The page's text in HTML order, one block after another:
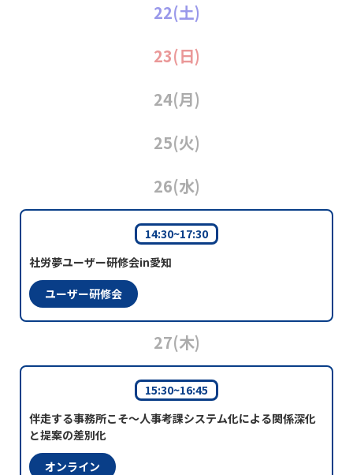
22(土)
23(日)
24(月)
25(火)
26(水)
14:30~17:30
社労夢ユーザー研修会in愛知
ユーザー研修会
27(木)
15:30~16:45
伴走する事務所こそ～人事考課システム化による関係深化
と提案の差別化
オンライン